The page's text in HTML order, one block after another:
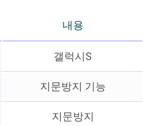
내용
갤럭시S
지문방지 기능
지문방지